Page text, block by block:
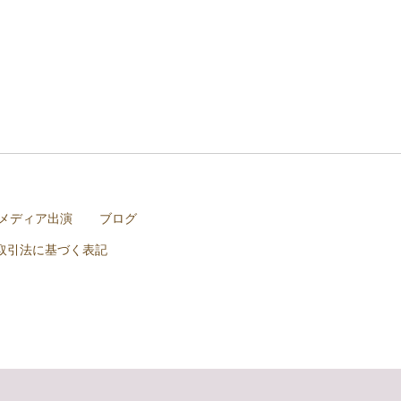
ディア出演 ブログ
引法に基づく表記